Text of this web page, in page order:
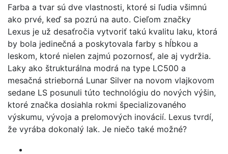
Farba a tvar sú dve vlastnosti, ktoré si ľudia všimnú
ako prvé, keď sa pozrú na auto. Cieľom značky
Lexus je už desaťročia vytvoriť takú kvalitu laku, ktorá
by bola jedinečná a poskytovala farby s hĺbkou a
leskom, ktoré nielen zajmú pozornosť, ale aj vydržia.
Laky ako štrukturálna modrá na type LC500 a
mesačná strieborná Lunar Silver na novom vlajkovom
sedane LS posunuli túto technológiu do nových výšin,
ktoré značka dosiahla rokmi špecializovaného
výskumu, vývoja a prelomových inovácií. Lexus tvrdí,
že vyrába dokonalý lak. Je niečo také možné?